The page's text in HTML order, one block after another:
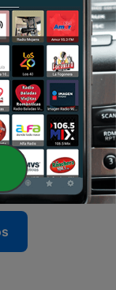
amor
dos
de Dios